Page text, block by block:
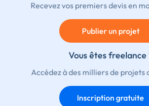
Recevez vos premiers devis en
Publier un projet
Vous êtes freelance
Accédez à des milliers de projets
Inscription gratuite